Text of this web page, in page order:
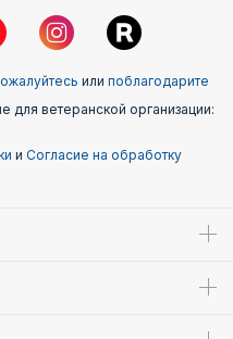
или поблагодарите
ветеранской организации:
и Согласие на обработку